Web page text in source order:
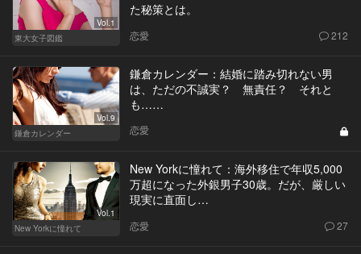
Vol.1
東大女子図鑑
た秘策とは。
恋愛 212
Vol.9
鎌倉カレンダー
鎌倉カレンダー：結婚に踏み切れない男
は、ただの不誠実？ 無責任？ それと
も……
恋愛
Vol.1
New Yorkに憧れて
New Yorkに憧れて：海外移住で年収5,000
万超になった外銀男子30歳。だが、厳しい
現実に直面し…
恋愛 27